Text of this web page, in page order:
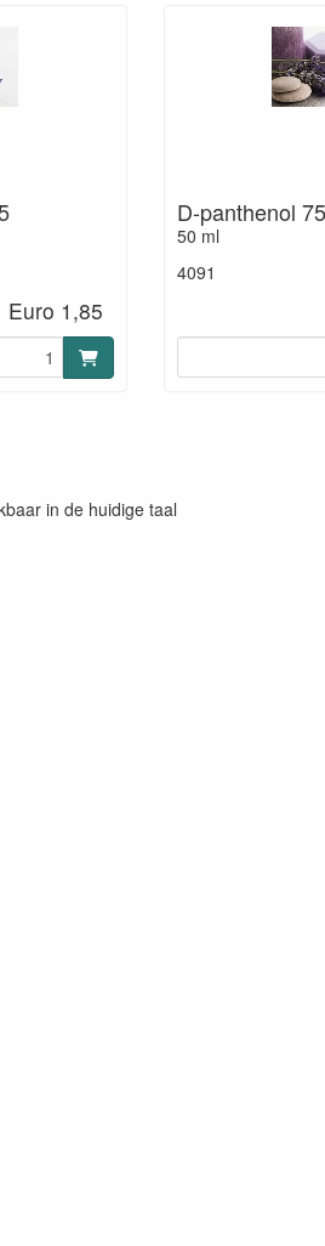
Euro 1,85
D-panthenol
50 ml
4091
in de huidige taal